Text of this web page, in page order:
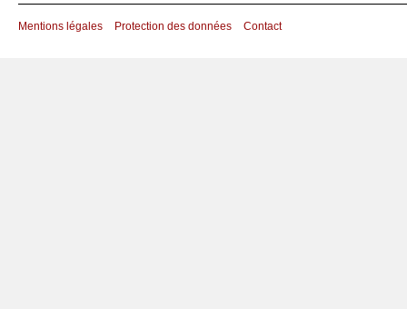
Mentions légales Protection des données Contact